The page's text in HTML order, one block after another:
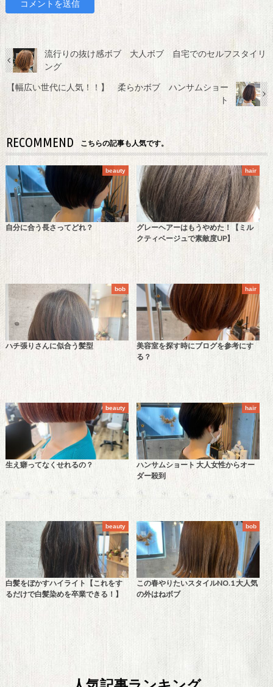
流行りの抜け感ボブ 大人ボブ 自宅でのセルフスタイリ
ング
【幅広い世代に人気！！】 柔らかボブ ハンサムショー
ト
RECOMMEND こちらの記事も人気です。
beauty
自分に合う長さってどれ？
hair
グレーヘアーはもうやめた！【ミル
クティベージュで素敵度UP】
bob
ハチ張りさんに似合う髪型
hair
美容室を探す時にブログを参考にす
る？
beauty
生え癖ってなくせれるの？
hair
ハンサムショート 大人女性からオー
ダー殺到
beauty
白髪をぼかすハイライト【これをす
るだけで白髪染めを卒業できる！】
bob
この春やりたいスタイルNO.1 大人気
の外はねボブ